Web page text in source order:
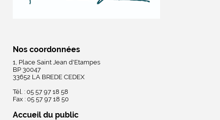
Nos coordonnées
1, Place Saint Jean d'Etampes
BP 30047
33652 LA BREDE CEDEX
Tél. : 05 57 97 18 58
Fax : 05 57 97 18 50
Accueil du public